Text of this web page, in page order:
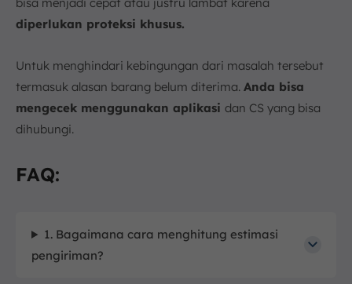
diperlukan proteksi khusus.
Untuk menghindari kebingungan dari masalah tersebut
termasuk alasan barang belum diterima. Anda bisa
mengecek menggunakan aplikasi dan CS yang bisa
dihubungi.
FAQ:
1. Bagaimana cara menghitung estimasi
pengiriman?